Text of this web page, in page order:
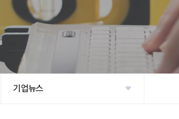
기업뉴스